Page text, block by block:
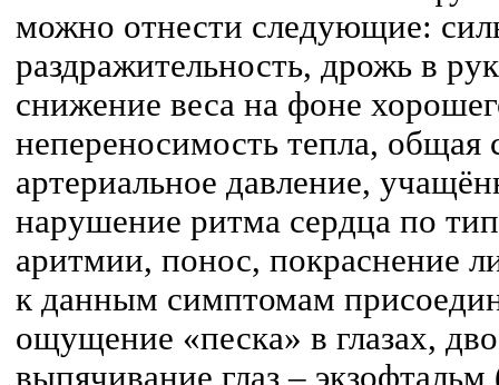
можно отнести следующие:
раздражительность, дрожь в
снижение веса на фоне
непереносимость тепла,
артериальное давление,
нарушение ритма сердца по
аритмии, понос, покраснение
к данным симптомам
ощущение «песка» в глазах,
выпячивание глаз – экзофтальм